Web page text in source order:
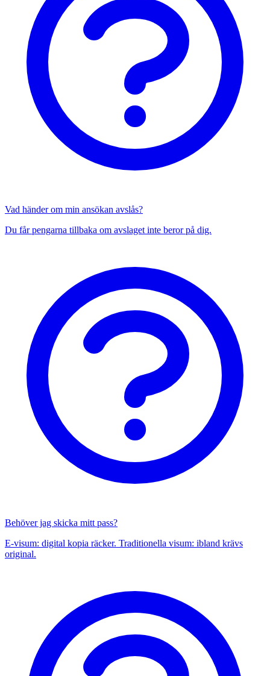
Vad händer om min ansökan avslås?
Du får pengarna tillbaka om avslaget inte beror på dig.
Behöver jag skicka mitt pass?
E-visum: digital kopia räcker. Traditionella visum: ibland krävs
original.